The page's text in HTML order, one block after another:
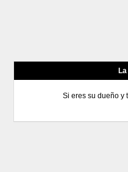
Si eres su dueño y